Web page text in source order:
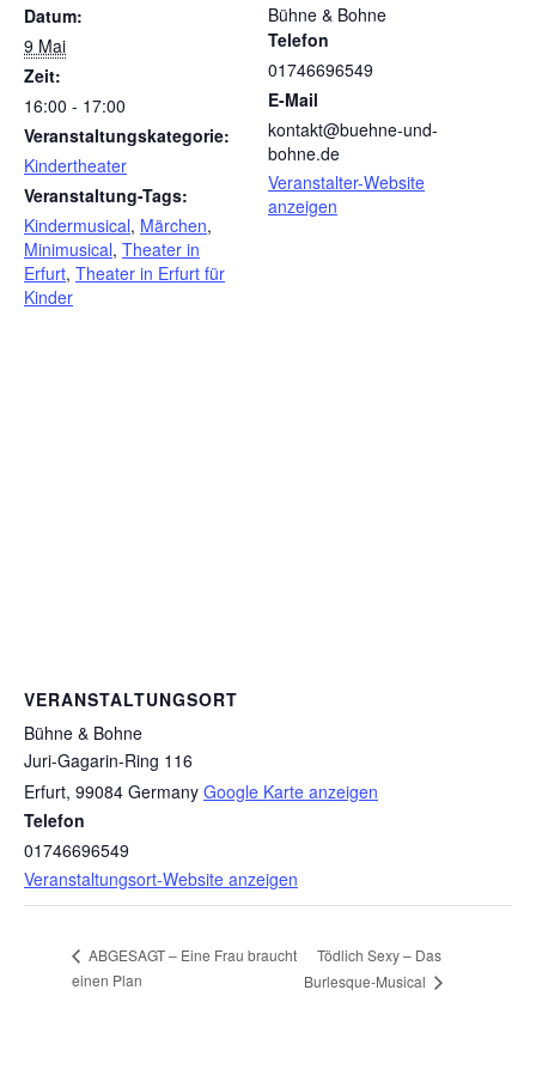
Datum:
9 Mai
Zeit:
16:00 - 17:00
Veranstaltungskategorie:
Kindertheater
Veranstaltung-Tags:
Kindermusical, Märchen,
Minimusical, Theater in
Erfurt, Theater in Erfurt für
Kinder
Bühne & Bohne
Telefon
01746696549
E-Mail
kontakt@buehne-und-
bohne.de
Veranstalter-Website
anzeigen
VERANSTALTUNGSORT
Bühne & Bohne
Juri-Gagarin-Ring 116
Erfurt, 99084 Germany Google Karte anzeigen
Telefon
01746696549
Veranstaltungsort-Website anzeigen
ABGESAGT – Eine Frau braucht
einen Plan
Tödlich Sexy – Das
Burlesque-Musical